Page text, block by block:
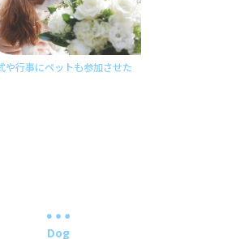
や行事にペットも参加させた
Dog